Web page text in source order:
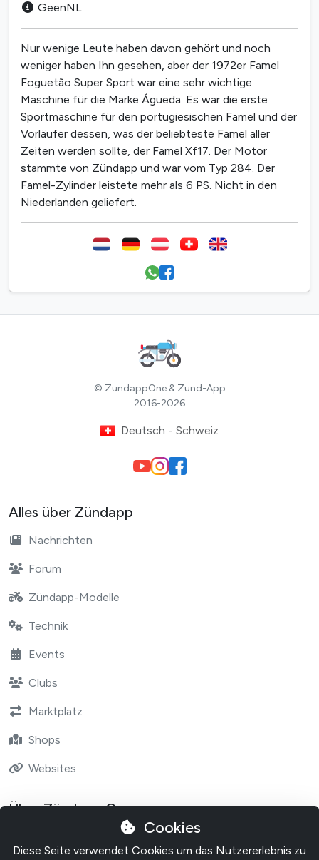
GeenNL
Nur wenige Leute haben davon gehört und noch
weniger haben Ihn gesehen, aber der 1972er Famel
Foguetão Super Sport war eine sehr wichtige
Maschine für die Marke Águeda. Es war die erste
Sportmaschine für den portugiesischen Famel und der
Vorläufer dessen, was der beliebteste Famel aller
Zeiten werden sollte, der Famel Xf17. Der Motor
stammte von Zündapp und war vom Typ 284. Der
Famel-Zylinder leistete mehr als 6 PS. Nicht in den
Niederlanden geliefert.
© ZundappOne & Zund-App
2016-2026
Deutsch - Schweiz
Alles über Zündapp
Nachrichten
Forum
Zündapp-Modelle
Technik
Events
Clubs
Marktplatz
Shops
Websites
Über Zündapp One
Cookies
Diese Seite verwendet Cookies um das Nutzererlebnis zu